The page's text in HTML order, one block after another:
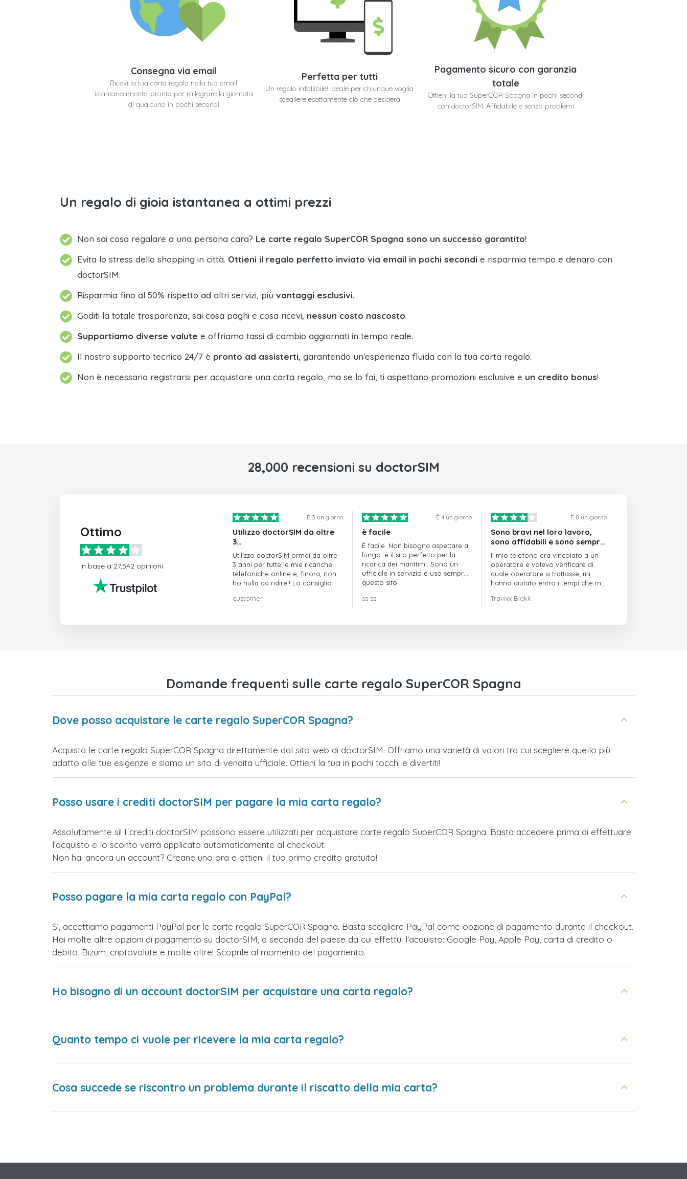
Consegna via email
Ricevi la tua carta regalo nella tua email
istantaneamente, pronta per rallegrare la giornata
di qualcuno in pochi secondi
Perfetta per tutti
Un regalo infallibile! Ideale per chiunque voglia
scegliere esattamente ciò che desidera
Pagamento sicuro con garanzia
totale
Ottieni la tua SuperCOR Spagna in pochi secondi
con doctorSIM. Affidabile e senza problemi
Un regalo di gioia istantanea a ottimi prezzi
Non sai cosa regalare a una persona cara? Le carte regalo SuperCOR Spagna sono un successo garantito!
Evita lo stress dello shopping in città. Ottieni il regalo perfetto inviato via email in pochi secondi e risparmia tempo e denaro con
doctorSIM.
Risparmia fino al 50% rispetto ad altri servizi, più vantaggi esclusivi.
Goditi la totale trasparenza; sai cosa paghi e cosa ricevi, nessun costo nascosto.
Supportiamo diverse valute e offriamo tassi di cambio aggiornati in tempo reale.
Il nostro supporto tecnico 24/7 è pronto ad assisterti, garantendo un'esperienza fluida con la tua carta regalo.
Non è necessario registrarsi per acquistare una carta regalo, ma se lo fai, ti aspettano promozioni esclusive e un credito bonus!
28,000 recensioni su doctorSIM
Ottimo
In base a 27,542 opinioni
È 3 un giorno
Utilizzo doctorSIM da oltre
3…
Utilizzo doctorSIM ormai da oltre
3 anni per tutte le mie ricariche
telefoniche online e, finora, non
ho nulla da ridire!! Lo consiglio
customer
È 4 un giorno
è facile
È facile. Non bisogna aspettare a
lungo: è il sito perfetto per la
ricarica dei marittimi. Sono un
ufficiale in servizio e uso sempre
questo sito.
ss ss
È 8 un giorno
Sono bravi nel loro lavoro,
sono affidabili e sono sempre
puntuali
Il mio telefono era vincolato a un
operatore e volevo verificare di
quale operatore si trattasse; mi
hanno aiutato entro i tempi che mi
Travixx Blakk
Domande frequenti sulle carte regalo SuperCOR Spagna
Dove posso acquistare le carte regalo SuperCOR Spagna?
Acquista le carte regalo SuperCOR Spagna direttamente dal sito web di doctorSIM. Offriamo una varietà di valori tra cui scegliere quello più
adatto alle tue esigenze e siamo un sito di vendita ufficiale. Ottieni la tua in pochi tocchi e divertiti!
Posso usare i crediti doctorSIM per pagare la mia carta regalo?
Assolutamente sì! I crediti doctorSIM possono essere utilizzati per acquistare carte regalo SuperCOR Spagna. Basta accedere prima di effettuare
l'acquisto e lo sconto verrà applicato automaticamente al checkout.
Non hai ancora un account? Creane uno ora e ottieni il tuo primo credito gratuito!
Posso pagare la mia carta regalo con PayPal?
Sì, accettiamo pagamenti PayPal per le carte regalo SuperCOR Spagna. Basta scegliere PayPal come opzione di pagamento durante il checkout.
Hai molte altre opzioni di pagamento su doctorSIM, a seconda del paese da cui effettui l'acquisto: Google Pay, Apple Pay, carta di credito o
debito, Bizum, criptovalute e molte altre! Scoprile al momento del pagamento.
Ho bisogno di un account doctorSIM per acquistare una carta regalo?
Quanto tempo ci vuole per ricevere la mia carta regalo?
Cosa succede se riscontro un problema durante il riscatto della mia carta?